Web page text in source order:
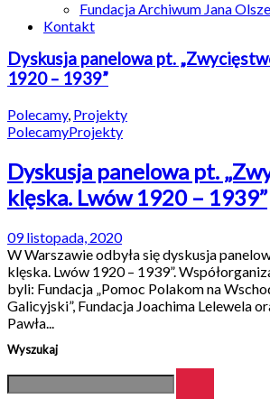
Fundacja Archiwum Jana
Kontakt
Dyskusja panelowa pt.
1920 – 1939”
Polecamy, Projekty
PolecamyProjekty
Dyskusja panelowa pt.
klęska. Lwów 1920 – 1939”
09 listopada, 2020
W Warszawie odbyła się dyskusja
klęska. Lwów 1920 – 1939”.
byli: Fundacja „Pomoc Polakom na
Galicyjski”, Fundacja Joachima Lelewela
Pawła...
Wyszukaj